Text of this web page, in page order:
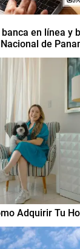
en línea y
de
Adquirir Tu